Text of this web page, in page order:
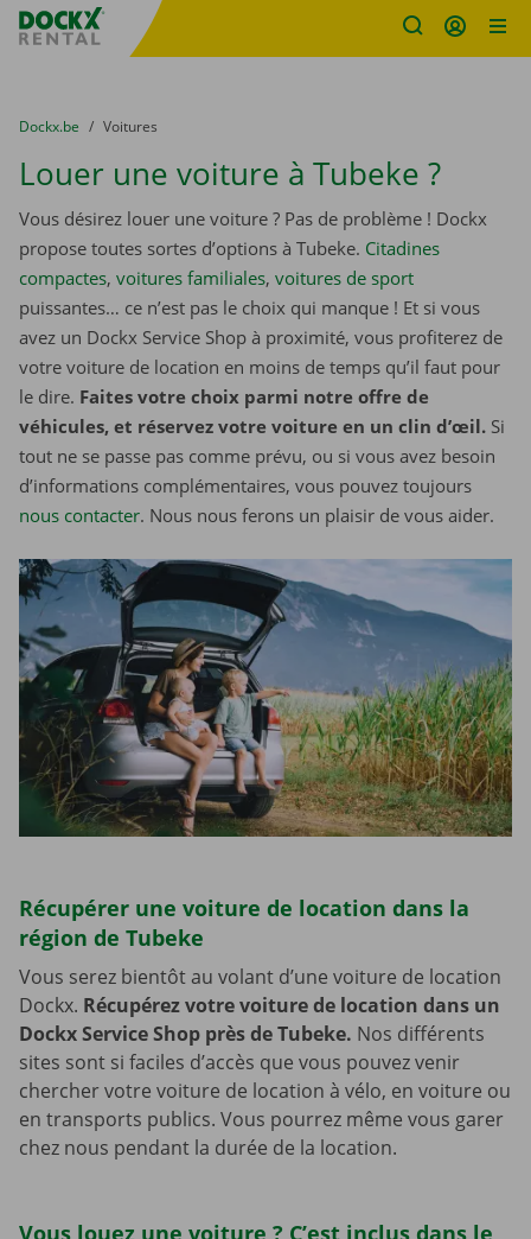
sitename
You are here:
du
Dockx.be to
Voitures
Louer une voiture à Tubeke ?
Vous désirez louer une voiture ? Pas de problème ! Dockx
propose toutes sortes d’options à Tubeke. Citadines
compactes, voitures familiales, voitures de sport
puissantes… ce n’est pas le choix qui manque ! Et si vous
avez un Dockx Service Shop à proximité, vous profiterez de
votre voiture de location en moins de temps qu’il faut pour
le dire. Faites votre choix parmi notre offre de
véhicules, et réservez votre voiture en un clin d’œil. Si
tout ne se passe pas comme prévu, ou si vous avez besoin
d’informations complémentaires, vous pouvez toujours
nous contacter. Nous nous ferons un plaisir de vous aider.
Récupérer une voiture de location dans la
région de Tubeke
Vous serez bientôt au volant d’une voiture de location
Dockx. Récupérez votre voiture de location dans un
Dockx Service Shop près de Tubeke. Nos différents
sites sont si faciles d’accès que vous pouvez venir
chercher votre voiture de location à vélo, en voiture ou
en transports publics. Vous pourrez même vous garer
chez nous pendant la durée de la location.
Vous louez une voiture ? C’est inclus dans le